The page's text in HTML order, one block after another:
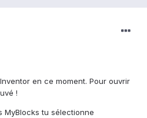
en ce moment. Pour ouvrir
!
MyBlocks tu sélectionne